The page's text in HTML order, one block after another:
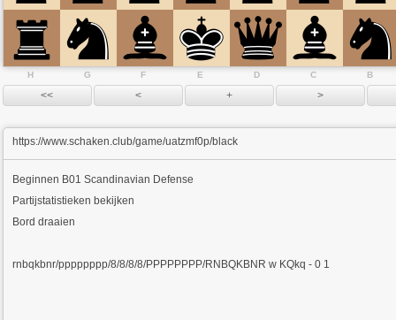
B
C
D
E
F
G
H
https://www.schaken.club/game/uatzmf0p/black
Beginnen B01 Scandinavian Defense
Partijstatistieken bekijken
Bord draaien
rnbqkbnr/pppppppp/8/8/8/8/PPPPPPPP/RNBQKBNR w KQkq - 0 1